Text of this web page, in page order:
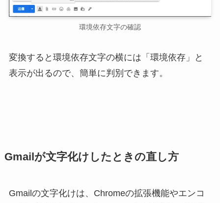
環境依存文字の確認
変換すると環境依存文字の横には「環境依存」と
表示が出るので、簡単に判別できます。
Gmailが文字化けしたときの直し方
Gmailの文字化けは、Chromeの拡張機能やエンコ